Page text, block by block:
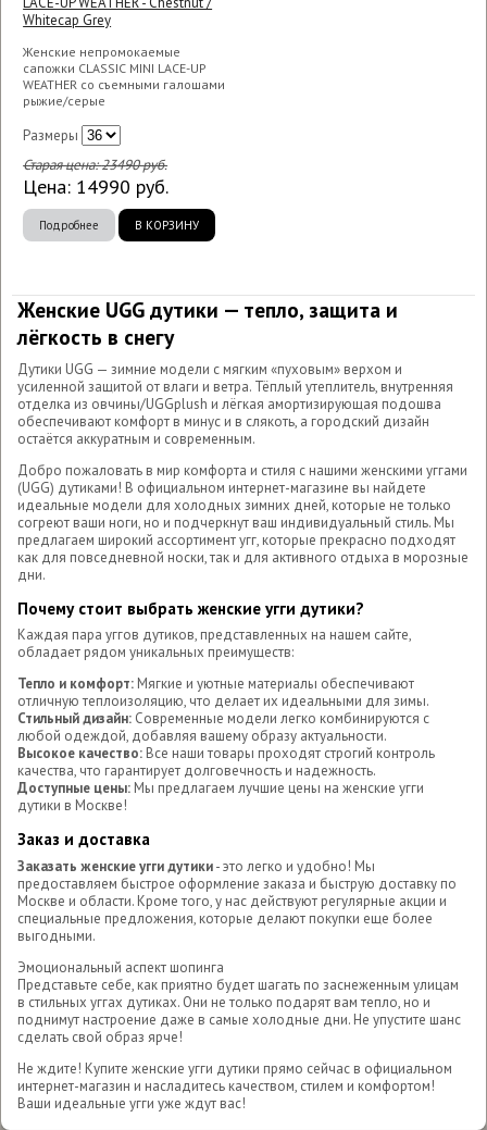
Женские непромокаемые
сапожки CLASSIC MINI LACE-UP
WEATHER со съемными галошами
рыжие/серые
Размеры
Старая цена:23490руб.
Цена: 14990 руб.
Подробнее В КОРЗИНУ
Женские UGG дутики — тепло, защита и
лёгкость в снегу
Дутики UGG — зимние модели с мягким «пуховым» верхом и
усиленной защитой от влаги и ветра. Тёплый утеплитель, внутренняя
отделка из овчины/UGGplush и лёгкая амортизирующая подошва
обеспечивают комфорт в минус и в слякоть, а городский дизайн
остаётся аккуратным и современным.
Добро пожаловать в мир комфорта и стиля с нашими женскими уггами
(UGG) дутиками! В официальном интернет-магазине вы найдете
идеальные модели для холодных зимних дней, которые не только
согреют ваши ноги, но и подчеркнут ваш индивидуальный стиль. Мы
предлагаем широкий ассортимент угг, которые прекрасно подходят
как для повседневной носки, так и для активного отдыха в морозные
дни.
Почему стоит выбрать женские угги дутики?
Каждая пара уггов дутиков, представленных на нашем сайте,
обладает рядом уникальных преимуществ:
Тепло и комфорт: Мягкие и уютные материалы обеспечивают
отличную теплоизоляцию, что делает их идеальными для зимы.
Стильный дизайн: Современные модели легко комбинируются с
любой одеждой, добавляя вашему образу актуальности.
Высокое качество: Все наши товары проходят строгий контроль
качества, что гарантирует долговечность и надежность.
Доступные цены: Мы предлагаем лучшие цены на женские угги
дутики в Москве!
Заказ и доставка
Заказать женские угги дутики- это легко и удобно! Мы
предоставляем быстрое оформление заказа и быструю доставку по
Москве и области. Кроме того, у нас действуют регулярные акции и
специальные предложения, которые делают покупки еще более
выгодными.
Эмоциональный аспект шопинга
Представьте себе, как приятно будет шагать по заснеженным улицам
в стильных уггах дутиках. Они не только подарят вам тепло, но и
поднимут настроение даже в самые холодные дни. Не упустите шанс
сделать свой образ ярче!
Не ждите! Купите женские угги дутики прямо сейчас в официальном
интернет-магазин и насладитесь качеством, стилем и комфортом!
Ваши идеальные угги уже ждут вас!